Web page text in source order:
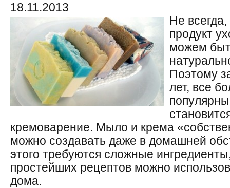
18.11.2013
Не всегда,
продукт
можем
Поэтому
лет, все
кремоварение. Мыло и крема
можно создавать даже в домашней
этого требуются сложные
простейших рецептов можно
дома.